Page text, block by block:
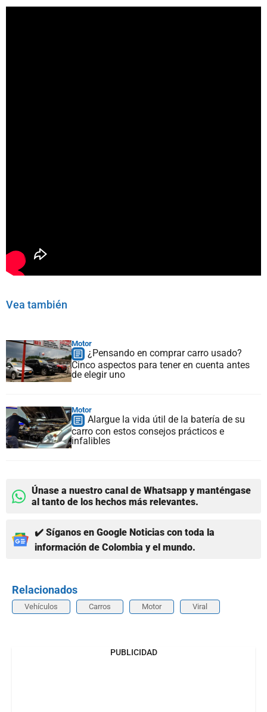
Vea también
Motor
¿Pensando en comprar carro usado?
Cinco aspectos para tener en cuenta antes
de elegir uno
Motor
Alargue la vida útil de la batería de su
carro con estos consejos prácticos e
infalibles
Únase a nuestro canal de Whatsapp y manténgase
al tanto de los hechos más relevantes.
✔️ Síganos en Google Noticias con toda la
información de Colombia y el mundo.
Relacionados
Vehículos Carros Motor Viral
PUBLICIDAD